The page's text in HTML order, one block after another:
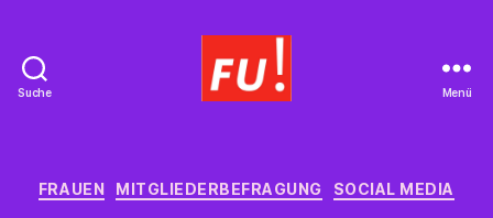
Suche Menü
Kategorien
FRAUEN MITGLIEDERBEFRAGUNG SOCIAL MEDIA